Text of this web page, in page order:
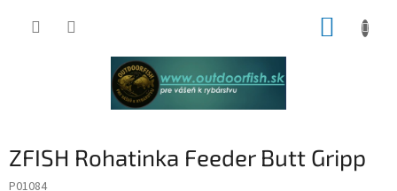
ZFISH Rohatinka Feeder Butt Gripp
P01084